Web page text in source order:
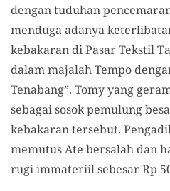
dengan tuduhan
menduga adanya
kebakaran di Pasar Tekstil
dalam majalah Tempo
Tenabang”. Tomy yang
sebagai sosok pemulung
kebakaran tersebut.
memutus Ate bersalah dan
rugi immateriil sebesar Rp